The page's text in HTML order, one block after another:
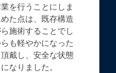
を行うことにしま
た点は、既存構造
施術することでし
も軽やかになった
戴し、安全な状態
なりました。